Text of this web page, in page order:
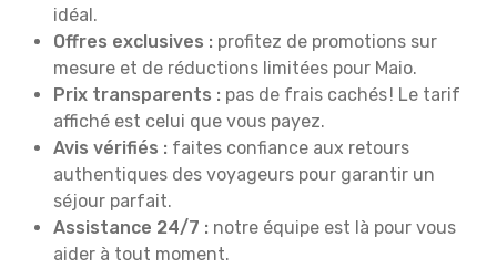
idéal.
Offres exclusives : profitez de promotions sur
mesure et de réductions limitées pour Maio.
Prix transparents : pas de frais cachés ! Le tarif
affiché est celui que vous payez.
Avis vérifiés : faites confiance aux retours
authentiques des voyageurs pour garantir un
séjour parfait.
Assistance 24/7 : notre équipe est là pour vous
aider à tout moment.